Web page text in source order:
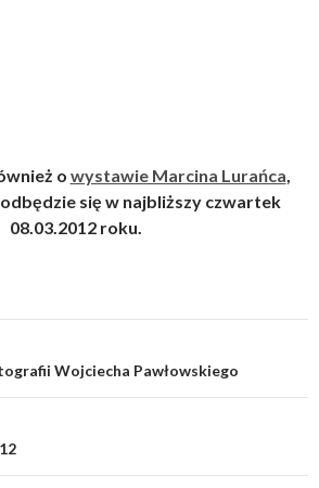
o wystawie Marcina Lurańca
się w najbliższy czwartek
08.03.2012 roku.
Wojciecha Pawłowskiego